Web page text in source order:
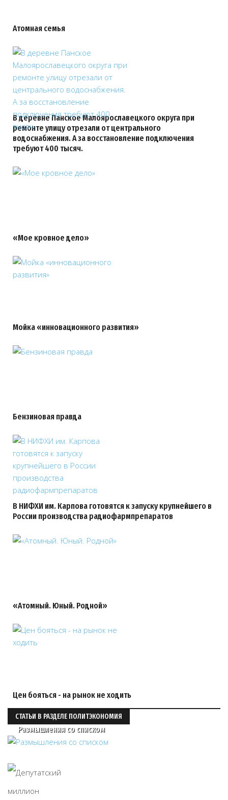
Атомная семья
В деревне Панское Малоярославецкого округа при
ремонте улицу отрезали от центрального
водоснабжения. А за восстановление подключения
требуют 400 тысяч.
«Мое кровное дело»
Мойка «инновационного развития»
Бензиновая правда
В НИФХИ им. Карпова готовятся к запуску крупнейшего в
России производства радиофармпрепаратов
«Атомный. Юный. Родной»
Цен бояться - на рынок не ходить
СТАТЬИ В РАЗДЕЛЕ ПОЛИТЭКОНОМИЯ
Размышления со списком